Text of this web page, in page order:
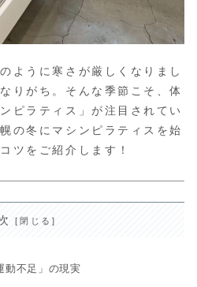
ように寒さが厳しくなりまし
りがち。そんな季節こそ、体
ピラティス」が注目されてい
の冬にマシンピラティスを始
ツをご紹介します！
動不足」の現実